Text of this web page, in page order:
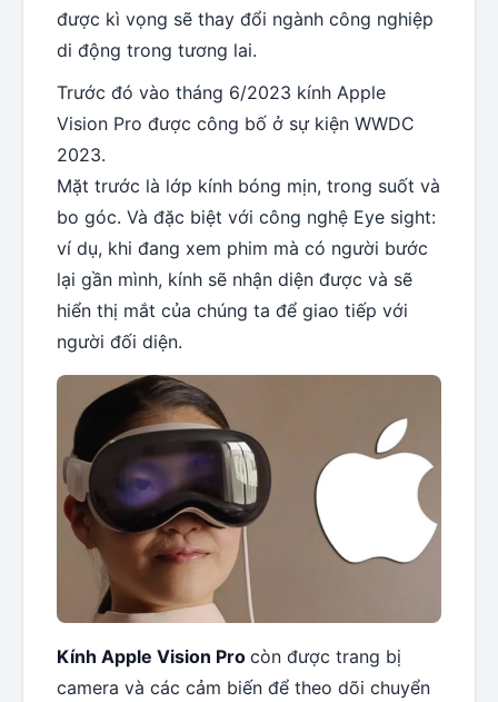
được kì vọng sẽ thay đổi ngành công nghiệp
di động trong tương lai.
Trước đó vào tháng 6/2023 kính Apple
Vision Pro được công bố ở sự kiện WWDC
2023.
Mặt trước là lớp kính bóng mịn, trong suốt và
bo góc. Và đặc biệt với công nghệ Eye sight:
ví dụ, khi đang xem phim mà có người bước
lại gần mình, kính sẽ nhận diện được và sẽ
hiển thị mắt của chúng ta để giao tiếp với
người đối diện.
Kính Apple Vision Pro còn được trang bị
camera và các cảm biến để theo dõi chuyển